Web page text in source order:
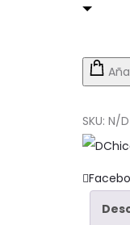
SKU: N/D